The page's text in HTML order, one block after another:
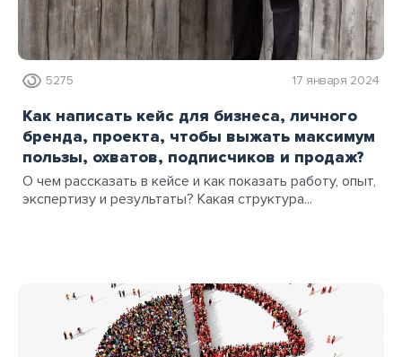
5275 17 января 2024
Как написать кейс для бизнеса, личного
бренда, проекта, чтобы выжать максимум
пользы, охватов, подписчиков и продаж?
О чем рассказать в кейсе и как показать работу, опыт,
экспертизу и результаты? Какая структура...